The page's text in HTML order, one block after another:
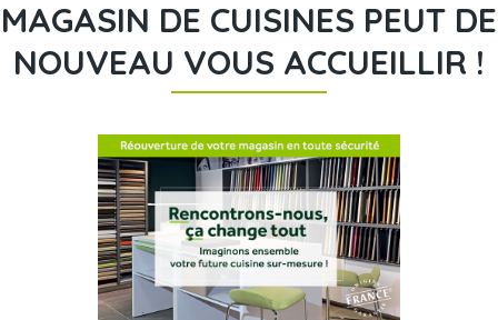
MAGASIN DE CUISINES PEUT DE
NOUVEAU VOUS ACCUEILLIR !